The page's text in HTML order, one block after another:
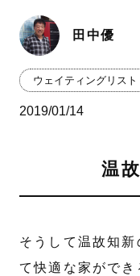
田中優
ウェイティングリスト
2019/01/14
温
そうして温故知新
て快適な家ができ